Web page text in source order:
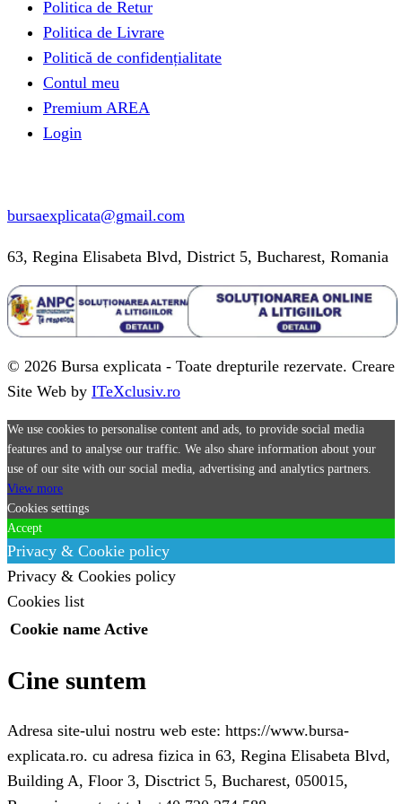
Politica de Retur
Politica de Livrare
Politică de confidențialitate
Contul meu
Premium AREA
Login
bursaexplicata@gmail.com
63, Regina Elisabeta Blvd, District 5, Bucharest, Romania
© 2026 Bursa explicata - Toate drepturile rezervate. Creare
Site Web by ITeXclusiv.ro
We use cookies to personalise content and ads, to provide social media
features and to analyse our traffic. We also share information about your
use of our site with our social media, advertising and analytics partners.
View more
Cookies settings
Accept
Privacy & Cookie policy
Privacy & Cookies policy
Cookies list
Cookie name Active
Cine suntem
Adresa site-ului nostru web este: https://www.bursa-
explicata.ro. cu adresa fizica in 63, Regina Elisabeta Blvd,
Building A, Floor 3, Disctrict 5, Bucharest, 050015,